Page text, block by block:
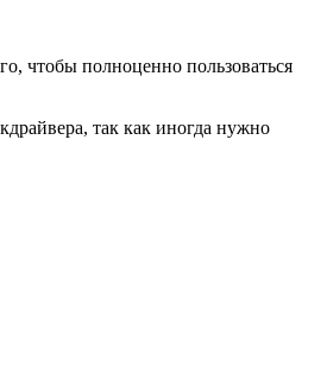
чтобы полноценно пользоваться
так как иногда нужно